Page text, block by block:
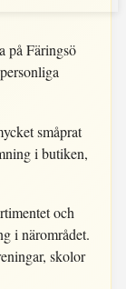
på Färingsö
småprat
i butiken,
och
i närområdet.
skolor